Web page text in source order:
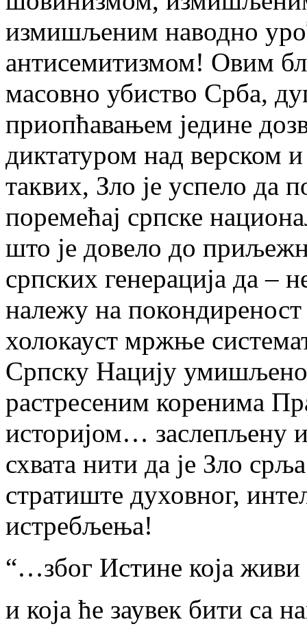
измишљеним наводно
антисемитизмом! Овим
масовно убиство Срба,
приопћавањем једине
диктатуром над верском
таквих, Зло је успело да
поремећај српске
што је довело до
српских генерација да –
належу на
холокауст мржње
Српску Нацију
растресеним коренима
историјом… заслепљену
схвата нити да је Зло
стратиште духовног,
истребљења!
“…због Истине која
и која ће заувек бити са